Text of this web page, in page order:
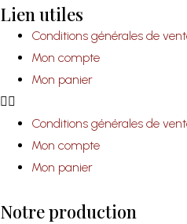
Lien utiles
Conditions générales de
Mon compte
Mon panier
Conditions générales de
Mon compte
Mon panier
Notre production